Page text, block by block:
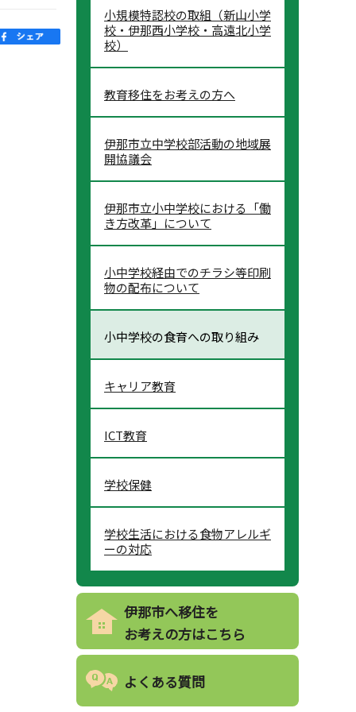
小規模特認校の取組（新山小学
校・伊那西小学校・高遠北小学
校）
教育移住をお考えの方へ
伊那市立中学校部活動の地域展
開協議会
伊那市立小中学校における「働
き方改革」について
小中学校経由でのチラシ等印刷
物の配布について
小中学校の食育への取り組み
キャリア教育
ICT教育
学校保健
学校生活における食物アレルギ
ーの対応
伊那市へ移住を
お考えの方はこちら
よくある質問